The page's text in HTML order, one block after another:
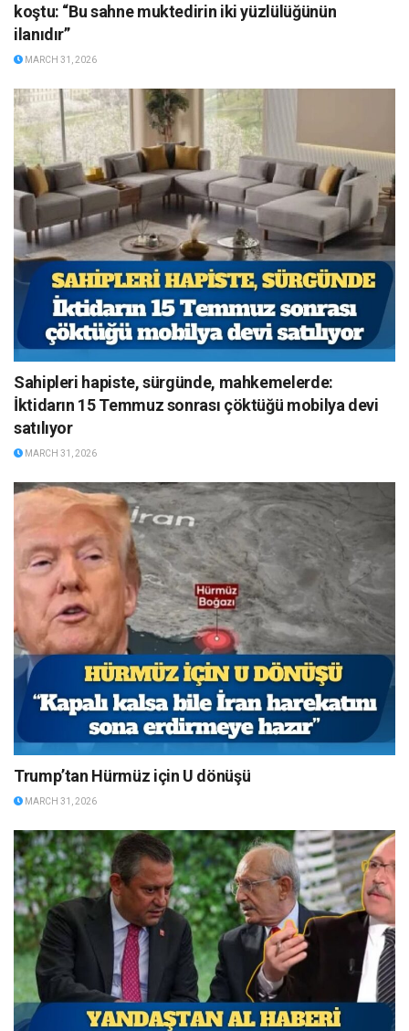
koştu: “Bu sahne muktedirin iki yüzlülüğünün
ilanıdır”
MARCH 31, 2026
Sahipleri hapiste, sürgünde, mahkemelerde:
İktidarın 15 Temmuz sonrası çöktüğü mobilya devi
satılıyor
MARCH 31, 2026
Trump’tan Hürmüz için U dönüşü
MARCH 31, 2026